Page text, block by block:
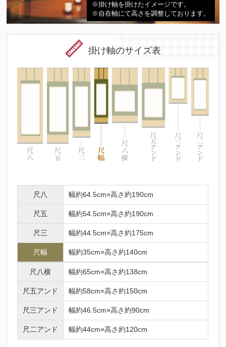
※掛け軸を掛けたイメージです。
※自在軸にて高さを調整しております。
掛け軸のサイズ表
尺八 幅約64.5cm×高さ約190cm
尺五 幅約54.5cm×高さ約190cm
尺三 幅約44.5cm×高さ約175cm
尺幅 幅約35cm×高さ約140cm
尺八横 幅約65cm×高さ約138cm
尺五アンド 幅約58cm×高さ約150cm
尺三アンド 幅約46.5cm×高さ約90cm
尺二アンド 幅約44cm×高さ約120cm